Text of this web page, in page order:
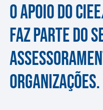
O apoio do
faz parte do
organizações.